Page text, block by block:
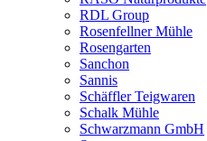
RDL Group
Rosenfellner Mühle
Rosengarten
Sanchon
Sannis
Schäffler Teigwaren
Schalk Mühle
Schwarzmann GmbH